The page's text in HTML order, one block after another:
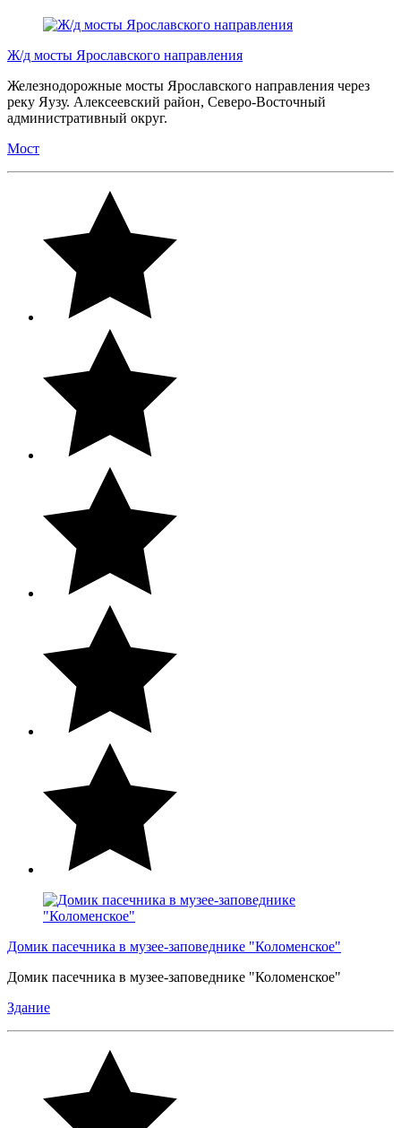
Ж/д мосты Ярославского направления
Железнодорожные мосты Ярославского направления через
реку Яузу. Алексеевский район, Северо-Восточный
административный округ.
Мост
Домик пасечника в музее-заповеднике "Коломенское"
Домик пасечника в музее-заповеднике "Коломенское"
Здание